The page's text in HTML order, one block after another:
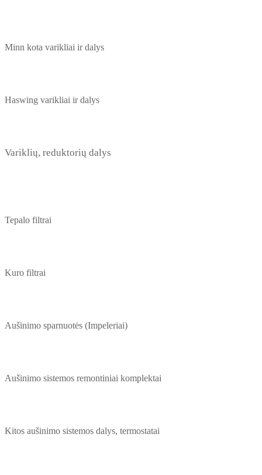
Minn kota varikliai ir dalys
Haswing varikliai ir dalys
Variklių, reduktorių dalys
Tepalo filtrai
Kuro filtrai
Aušinimo sparnuotės (Impeleriai)
Aušinimo sistemos remontiniai komplektai
Kitos aušinimo sistemos dalys, termostatai